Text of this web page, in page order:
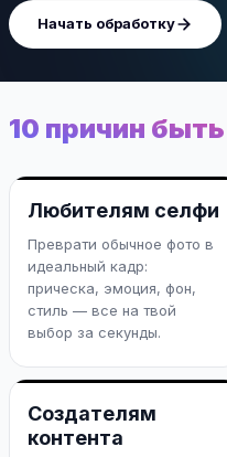
Начать обработку
10 причин
Любителям селфи
Преврати обычное фото в
идеальный кадр:
прическа, эмоция, фон,
стиль — все на твой
выбор за секунды.
Создателям
контента